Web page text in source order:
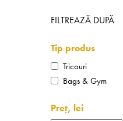
FILTREAZĂ DUPĂ
Tip produs
Tricouri
Bags & Gym
Preț, lei